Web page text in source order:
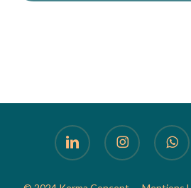
linkedin instagram whatsapp